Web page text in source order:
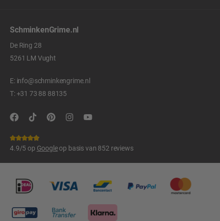
SchminkenGrime.nl
De Ring 28
5261 LM Vught
E: info@schminkengrime.nl
T:+31 73 88 88135
4.9/5 op Googleop basis van 852 reviews